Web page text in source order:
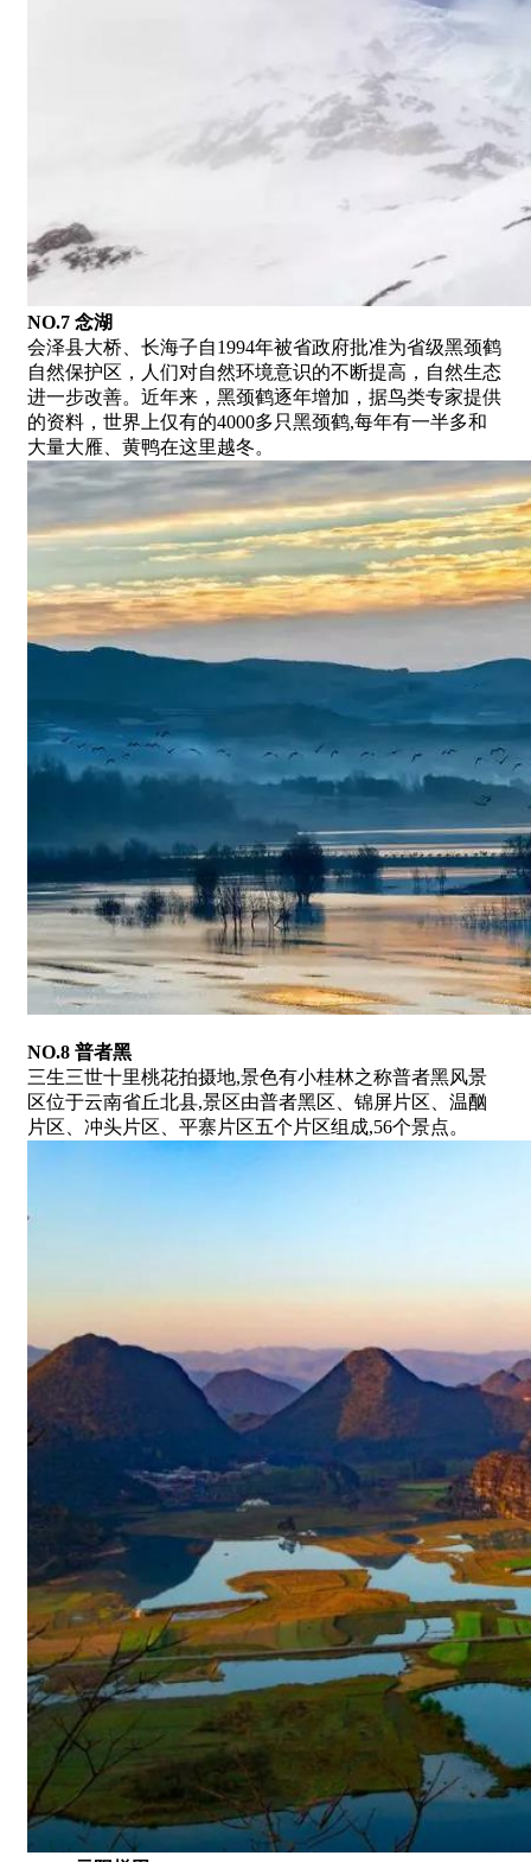
NO.7 念湖
会泽县大桥、长海子自1994年被省政府批准为省级黑颈鹤
自然保护区，人们对自然环境意识的不断提高，自然生态
进一步改善。近年来，黑颈鹤逐年增加，据鸟类专家提供
的资料，世界上仅有的4000多只黑颈鹤,每年有一半多和
大量大雁、黄鸭在这里越冬。
NO.8 普者黑
三生三世十里桃花拍摄地,景色有小桂林之称普者黑风景
区位于云南省丘北县,景区由普者黑区、锦屏片区、温酗
片区、冲头片区、平寨片区五个片区组成,56个景点。